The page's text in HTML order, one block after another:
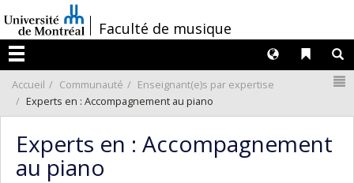
au
contenu
/Faculté de musique
Menu
Liens
Langues
Accueil Communauté
Enseignant(e)s par expertise
Experts en : Accompagnement au piano
Experts en : Accompagnement
au piano